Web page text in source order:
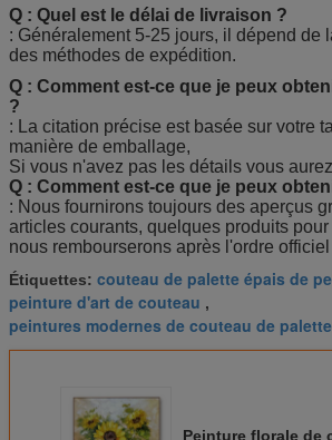
Q : Quel est le délai de livraison ?
: Généralement 5-25 jours, il dépend de
des méthodes de expédition.
Q : Comment est-ce que je peux
?
: La citation précise est basée sur votre
manière de emballage,
Si vous n'avez pas les détails vous
Q : Comment est-ce que je peux
: Nous fournirons toujours des aperçus
articles courants, quelques produits
nous rembourserons après l'ordre
Étiquettes: couteau de palette épais de
peinture d'art de couteau ,
peintures modernes de couteau de palette
Peinture florale de